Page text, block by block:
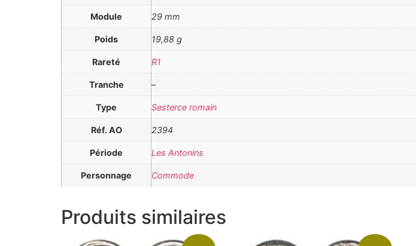
Module 29 mm
Poids 19,88 g
Rareté R1
Tranche –
Type Sesterce romain
Réf. AO 2394
Période Les Antonins
Personnage Commode
Produits similaires